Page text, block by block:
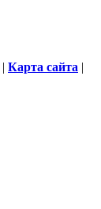
| Карта сайта |